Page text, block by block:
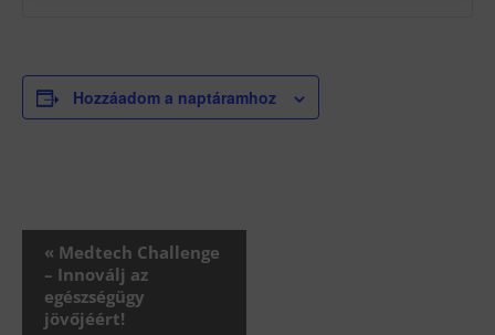
Hozzáadom a naptáramhoz
Esemény
navigáció
« Medtech Challenge
– Innoválj az
egészségügy
jövőjéért!